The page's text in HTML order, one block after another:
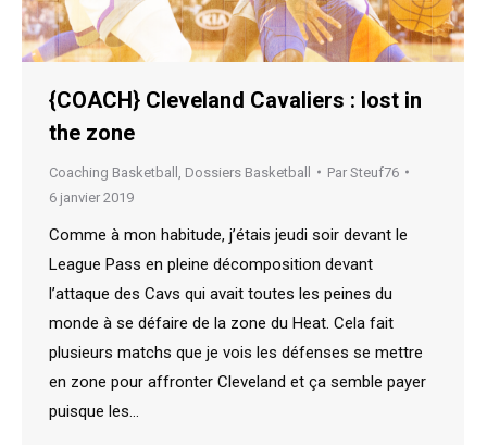
{COACH} Cleveland Cavaliers : lost in
the zone
Coaching Basketball Dossiers Basketball Par Steuf76
6 janvier 2019
Comme à mon habitude, j’étais jeudi soir devant le
League Pass en pleine décomposition devant
l’attaque des Cavs qui avait toutes les peines du
monde à se défaire de la zone du Heat. Cela fait
plusieurs matchs que je vois les défenses se mettre
en zone pour affronter Cleveland et ça semble payer
puisque les…